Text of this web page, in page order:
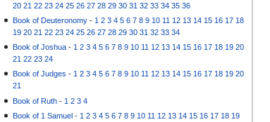
20 21 22 23 24 25 26 27 28 29 30 31 32 33 34 35 36
Book of Deuteronomy - 1 2 3 4 5 6 7 8 9 10 11 12 13 14 15 16 17 18
19 20 21 22 23 24 25 26 27 28 29 30 31 32 33 34
Book of Joshua - 1 2 3 4 5 6 7 8 9 10 11 12 13 14 15 16 17 18 19 20
21 22 23 24
Book of Judges - 1 2 3 4 5 6 7 8 9 10 11 12 13 14 15 16 17 18 19 20
21
Book of Ruth - 1 2 3 4
Book of 1 Samuel - 1 2 3 4 5 6 7 8 9 10 11 12 13 14 15 16 17 18 19